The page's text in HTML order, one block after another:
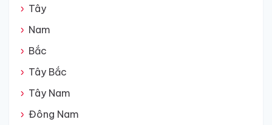
Tây
Nam
Bắc
Tây Bắc
Tây Nam
Đông Nam